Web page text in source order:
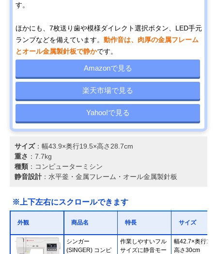
す。
ほかにも、7枚送り歯や模様ダイレクト選択ボタン、LED手元
ランプなどを備えています。 動作音は、肉厚の金属フレーム
とオール金属製針板で静かです。
Amazonで見る
楽天市場で見る
Yahoo!で見る
サイズ：幅43.9×奥行19.5×高さ28.7cm
重さ ：7.7kg
種類 ：コンピューターミシン
静音設計 ：水平釜・金属フレーム・オール金属製針板
※上下左右にスクロールできます
外観 商品名 特長 サイズ
シンガー
(SINGER) コンピ
作業しやすいフル
サイズに静音モー
幅42.7×奥行
高さ30cm